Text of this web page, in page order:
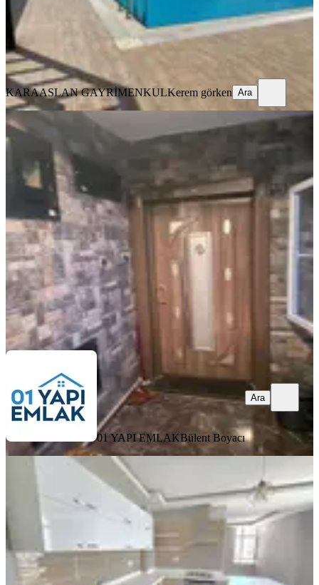
4.750.000 ₺
KARAASLAN GAYRİMENKULKerem görken
Ara
KARAASLAN GAYRİMENKULKerem görken Ara
YENİ
Sattılık Mavibulvarda Şehitler
Parkında Kafa Daire 1ci Sınıf
Mazeme Lüx Daire
Seyhan, Yeşilyurt Mahallesi
3+1· 185 m² ·8. Kat ·07.08.2026
6.000.000 ₺
01 YAPI EMLAK Bülent Boyacı
Ara
01 YAPI EMLAKBülent Boyacı
Ara
Beyazevlerde Göl Manzaralı 3+1
Satılık Daire️
Seyhan, Yeşilyurt Mahallesi
3+1
180 m²·9. Kat · 07.08.2026
5.150.000 ₺